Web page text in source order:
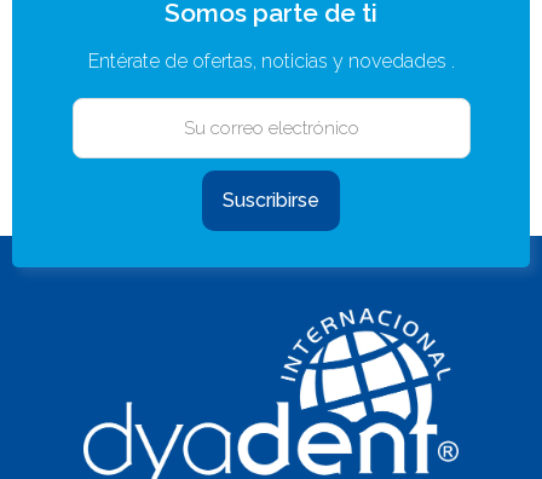
Somos parte de ti
Entérate de ofertas, noticias y novedades .
Suscribirse